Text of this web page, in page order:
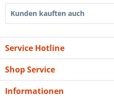
Kunden kauften auch
Service Hotline
Shop Service
Informationen